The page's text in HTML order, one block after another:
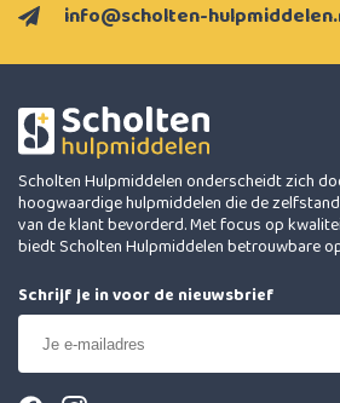
info@scholten-
Scholten Hulpmiddelen onderscheidt zich
hoogwaardige hulpmiddelen die de
van de klant bevorderd. Met focus op
biedt Scholten Hulpmiddelen betrouwbare
Schrijf je in voor de nieuwsbrief